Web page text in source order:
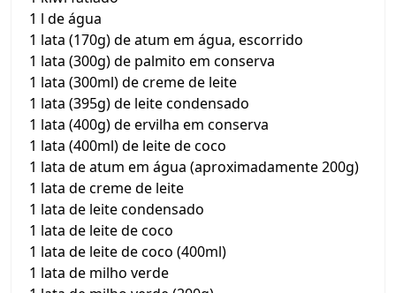
1 l de água
1 lata (170g) de atum em água, escorrido
1 lata (300g) de palmito em conserva
1 lata (300ml) de creme de leite
1 lata (395g) de leite condensado
1 lata (400g) de ervilha em conserva
1 lata (400ml) de leite de coco
1 lata de atum em água (aproximadamente 200g)
1 lata de creme de leite
1 lata de leite condensado
1 lata de leite de coco
1 lata de leite de coco (400ml)
1 lata de milho verde